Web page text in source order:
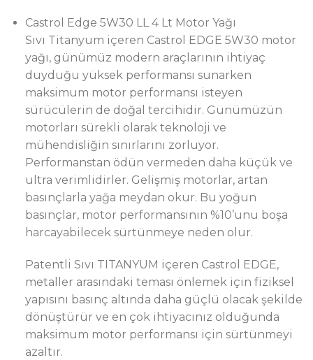
Castrol Edge 5W30 LL 4 Lt Motor Yağı
Sıvı Titanyum içeren Castrol EDGE 5W30 motor
yağı, günümüz modern araçlarının ihtiyaç
duyduğu yüksek performansı sunarken
maksimum motor performansı isteyen
sürücülerin de doğal tercihidir. Günümüzün
motorları sürekli olarak teknoloji ve
mühendisliğin sınırlarını zorluyor.
Performanstan ödün vermeden daha küçük ve
ultra verimlidirler. Gelişmiş motorlar, artan
basınçlarla yağa meydan okur. Bu yoğun
basınçlar, motor performansının %10’unu boşa
harcayabilecek sürtünmeye neden olur.
Patentli Sıvı TITANYUM içeren Castrol EDGE,
metaller arasındaki teması önlemek için fiziksel
yapısını basınç altında daha güçlü olacak şekilde
dönüştürür ve en çok ihtiyacınız olduğunda
maksimum motor performansı için sürtünmeyi
azaltır.